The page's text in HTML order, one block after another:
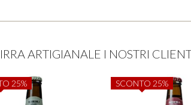
ARTIGIANALE I NOSTRI
25% SCONTO 25%